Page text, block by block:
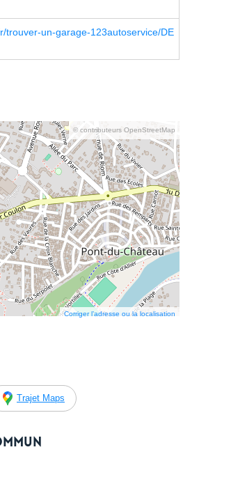
trouver-un-garage-123autoservice/DE
© contributeurs OpenStreetMap
Corriger l’adresse ou la localisation
Trajet Maps